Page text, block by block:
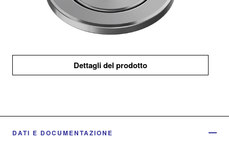
Dettagli del prodotto
DATI E DOCUMENTAZIONE